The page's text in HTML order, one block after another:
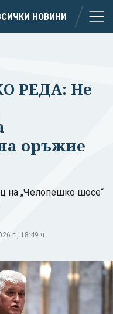
НОВИНИ
РЕДА: Не
оръжие
на „Челопешко шосе“
г., 18:49 ч.